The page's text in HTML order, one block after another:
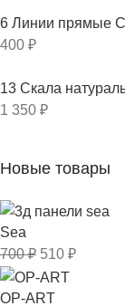
6 Линии прямые
400 ₽
13 Скала
1 350 ₽
Новые товары
Sea
700₽ 510 ₽
OP-ART